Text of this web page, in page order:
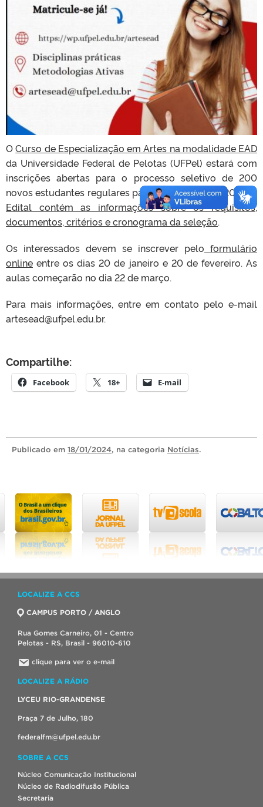
OCurso de Especialização em Artes na modalidade EAD
da Universidade Federal de Pelotas (UFPel) estará com
inscrições abertas para o processo seletivo de 200
novos estudantes regulares para o ano letivo de 2024. O
Edital contém as informações sobre os requisitos,
documentos, critérios e cronograma da seleção.
Os interessados devem se inscrever pelo formulário
online entre os dias 20 de janeiro e 20 de fevereiro. As
aulas começarão no dia 22 de março.
Para mais informações, entre em contato pelo e-mail
artesead@ufpel.edu.br.
Compartilhe:
Facebook 18+ E-mail
Publicado em 18/01/2024, na categoria Notícias.
LOCALIZE A CCS
CAMPUS PORTO / ANGLO
Rua Gomes Carneiro, 01 - Centro
Pelotas - RS, Brasil - 96010-610
clique para ver o e-mail
LOCALIZE A RÁDIO
LYCEU RIO-GRANDENSE
Praça 7 de Julho, 180
federalfm@ufpel.edu.br
SOBRE A CCS
Núcleo Comunicação Institucional
Núcleo de Radiodifusão Pública
Secretaria